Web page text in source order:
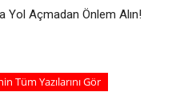
Yol Açmadan Önlem Alın!
Tüm Yazılarını Gör